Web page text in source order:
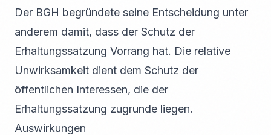
Der BGH begründete seine Entscheidung unter
anderem damit, dass der Schutz der
Erhaltungssatzung Vorrang hat. Die relative
Unwirksamkeit dient dem Schutz der
öffentlichen Interessen, die der
Erhaltungssatzung zugrunde liegen.
Auswirkungen